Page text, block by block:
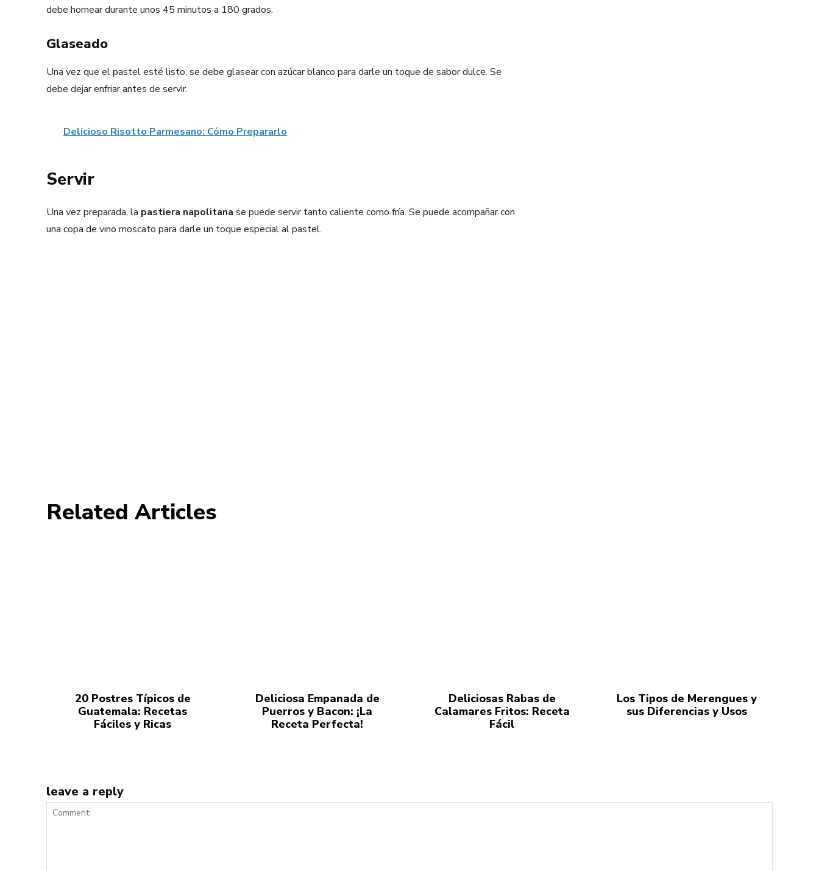
debe hornear durante unos 45 minutos a 180 grados.
Glaseado
Una vez que el pastel esté listo, se debe glasear con azúcar blanco para darle un toque de sabor dulce. Se
debe dejar enfriar antes de servir.
Delicioso Risotto Parmesano: Cómo Prepararlo
Servir
Una vez preparada, la pastiera napolitana se puede servir tanto caliente como fría. Se puede acompañar con
una copa de vino moscato para darle un toque especial al pastel.
Related Articles
20 Postres Típicos de
Guatemala: Recetas
Fáciles y Ricas
Deliciosa Empanada de
Puerros y Bacon: ¡La
Receta Perfecta!
Deliciosas Rabas de
Calamares Fritos: Receta
Fácil
Los Tipos de Merengues y
sus Diferencias y Usos
leave a reply